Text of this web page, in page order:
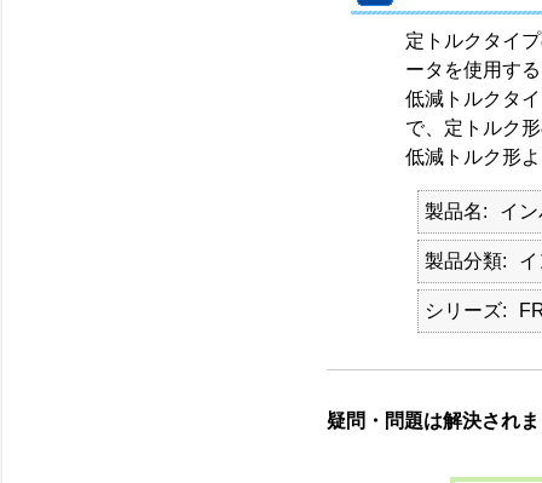
定トルクタイ
ータを使用す
低減トルクタ
で、定トルク
低減トルク形
製品名 イ
製品分類
シリーズ
疑問・問題は解決され